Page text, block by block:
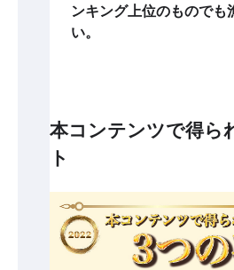
ンキング上位のものでも
い。
本コンテンツで得ら
ト